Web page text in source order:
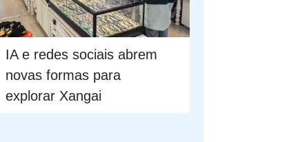
IA e redes sociais abrem
novas formas para
explorar Xangai